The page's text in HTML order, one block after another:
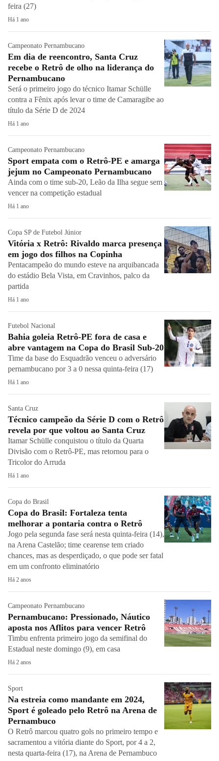
feira (27)
Há 1 ano
Campeonato Pernambucano
Em dia de reencontro, Santa Cruz
recebe o Retrô de olho na liderança do
Pernambucano
Será o primeiro jogo do técnico Itamar Schülle
contra a Fênix após levar o time de Camaragibe ao
título da Série D de 2024
Há 1 ano
Campeonato Pernambucano
Sport empata com o Retrô-PE e amarga
jejum no Campeonato Pernambucano
Ainda com o time sub-20, Leão da Ilha segue sem
vencer na competição estadual
Há 1 ano
Copa SP de Futebol Júnior
Vitória x Retrô: Rivaldo marca presença
em jogo dos filhos na Copinha
Pentacampeão do mundo esteve na arquibancada
do estádio Bela Vista, em Cravinhos, palco da
partida
Há 1 ano
Futebol Nacional
Bahia goleia Retrô-PE fora de casa e
abre vantagem na Copa do Brasil Sub-20
Time da base do Esquadrão venceu o adversário
pernambucano por 3 a 0 nessa quinta-feira (17)
Há 1 ano
Santa Cruz
Técnico campeão da Série D com o Retrô
revela por que voltou ao Santa Cruz
Itamar Schülle conquistou o título da Quarta
Divisão com o Retrô-PE, mas retornou para o
Tricolor do Arruda
Há 1 ano
Copa do Brasil
Copa do Brasil: Fortaleza tenta
melhorar a pontaria contra o Retrô
Jogo pela segunda fase será nesta quinta-feira (14),
na Arena Castelão; time cearense tem criado
chances, mas as desperdiçado, o que pode ser fatal
em um confronto eliminatório
Há 2 anos
Campeonato Pernambucano
Pernambucano: Pressionado, Náutico
aposta nos Aflitos para vencer Retrô
Timbu enfrenta primeiro jogo da semifinal do
Estadual neste domingo (9), em casa
Há 2 anos
Sport
Na estreia como mandante em 2024,
Sport é goleado pelo Retrô na Arena de
Pernambuco
O Retrô marcou quatro gols no primeiro tempo e
sacramentou a vitória diante do Sport, por 4 a 2,
nesta quarta-feira (17), na Arena de Pernambuco